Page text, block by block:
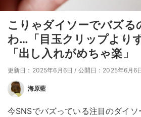
こりゃダイソーでバズる
わ…「目玉クリップより
「出し入れがめちゃ楽」
更新日：2025年6月6日 / 公開日：2025年6月6
海原藍
今SNSでバズっている注目のダイ